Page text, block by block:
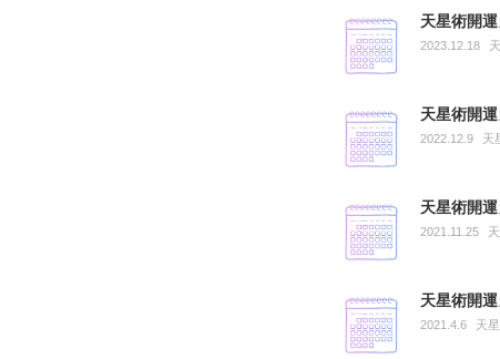
天星術開
2023.12.18
天星術開
2022.12.9 天
天星術開
2021.11.25
天星術開
2021.4.6 天